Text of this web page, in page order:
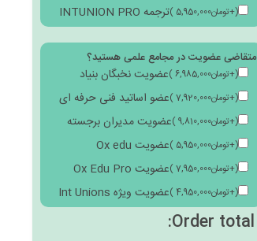
ترجمه INTUNION PRO (
+
5,950,000تومان )
متقاضی عضویت در مجامع علمی هستید؟
عضویت نخبگان بنیاد (
+
6,985,000تومان )
عضو اساتید فنی حرفه ای (
+
7,920,000تومان )
عضویت مدیران برجسته (
+
9,810,000تومان )
عضویت Ox edu (
+
5,950,000تومان )
عضویت Ox Edu Pro (
+
7,950,000تومان )
عضویت ویژه Int Unions (
+
4,950,000تومان )
Order total: